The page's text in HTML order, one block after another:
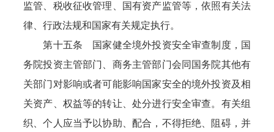
监管、税收征收管理、国有资产监管等，依照有关法
律、行政法规和国家有关规定执行。
第十五条 国家健全境外投资安全审查制度，国
务院投资主管部门、商务主管部门会同国务院其他有
关部门对影响或者可能影响国家安全的境外投资及相
关资产、权益等的转让、处分进行安全审查。有关组
织、个人应当予以协助、配合，不得拒绝、阻碍，并